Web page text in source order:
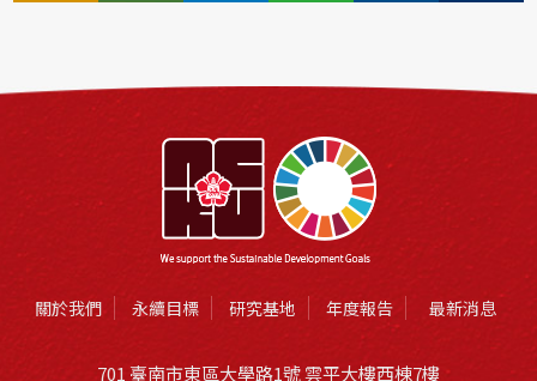
關於我們 永續目標 研究基地 年度報告 最新消息
701 臺南市東區大學路1號 雲平大樓西棟7樓